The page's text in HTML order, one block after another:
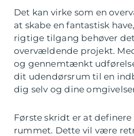
Det kan virke som en
at skabe en fantastisk
rigtige tilgang behøver
overvældende projekt.
og gennemtænkt
dit udendørsrum til en
dig selv og dine
Første skridt er at
rummet. Dette vil være